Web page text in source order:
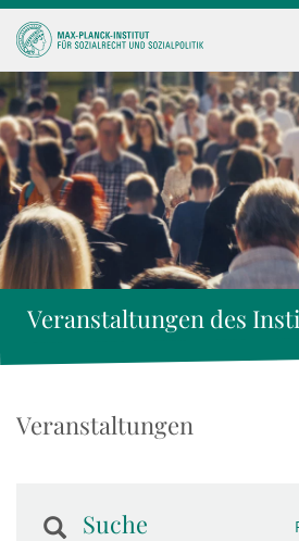
Veranstaltungen des
Veranstaltungen
Suche